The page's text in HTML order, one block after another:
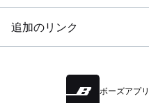
追加のリンク
ボーズアプリ